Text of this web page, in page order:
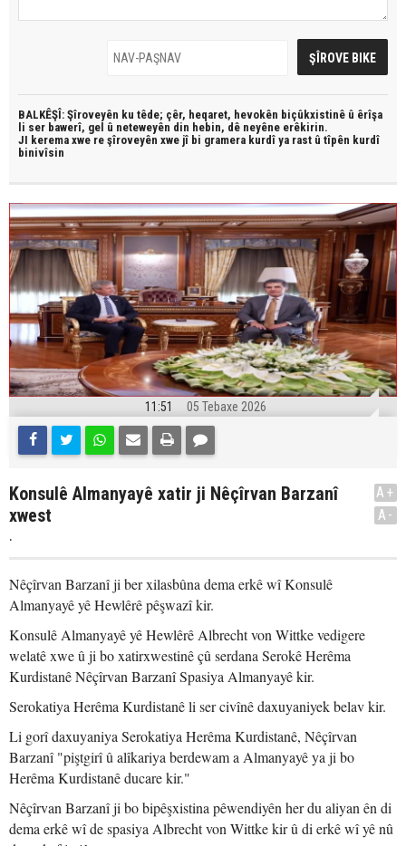
BALKÊŞÎ: Şîroveyên ku têde; çêr, heqaret, hevokên biçûkxistinê û êrîşa
li ser bawerî, gel û neteweyên din hebin, dê neyêne erêkirin.
JI kerema xwe re şîroveyên xwe jî bi gramera kurdî ya rast û tîpên kurdî
binivîsin
11:51 05 Tebaxe 2026
Konsulê Almanyayê xatir ji Nêçîrvan Barzanî
xwest
.
A+
A-
Nêçîrvan Barzanî ji ber xilasbûna dema erkê wî Konsulê
Almanyayê yê Hewlêrê pêşwazî kir.
Konsulê Almanyayê yê Hewlêrê Albrecht von Wittke vedigere
welatê xwe û ji bo xatirxwestinê çû serdana Serokê Herêma
Kurdistanê Nêçîrvan Barzanî Spasiya Almanyayê kir.
Serokatiya Herêma Kurdistanê li ser civînê daxuyaniyek belav kir.
Li gorî daxuyaniya Serokatiya Herêma Kurdistanê, Nêçîrvan
Barzanî "piştgirî û alîkariya berdewam a Almanyayê ya ji bo
Herêma Kurdistanê ducare kir."
Nêçîrvan Barzanî ji bo bipêşxistina pêwendiyên her du aliyan ên di
dema erkê wî de spasiya Albrecht von Wittke kir û di erkê wî yê nû